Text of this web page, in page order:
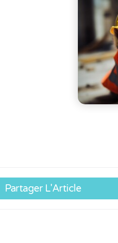
Partager L'Article